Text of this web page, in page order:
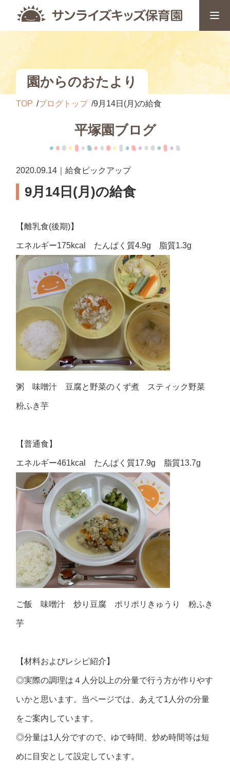
園からのおたより
TOP ブログトップ 9月14日(月)の給食
平塚園ブログ
2020.09.14｜給食ピックアップ
9月14日(月)の給食
【離乳食(後期)】
エネルギー175kcal たんぱく質4.9g 脂質1.3g
粥 味噌汁 豆腐と野菜のくず煮 スティック野菜
粉ふき芋
【普通食】
エネルギー461kcal たんぱく質17.9g 脂質13.7g
ご飯 味噌汁 炒り豆腐 ポリポリきゅうり 粉ふき
芋
【材料およびレシピ紹介】
◎実際の調理は４人分以上の分量で行う方が作りやす
いかと思います。当ページでは、あえて1人分の分量
をご案内しています。
◎分量は1人分ですので、ゆで時間、炒め時間等は短
めに目安として設定しています。